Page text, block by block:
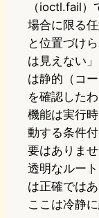
（ioctl.fail
場合に限る
と位置づけ
は見えない
は静的（コ
を確認した
機能は実行
動する条件
要はありま
透明なルー
は正確では
ここは冷静